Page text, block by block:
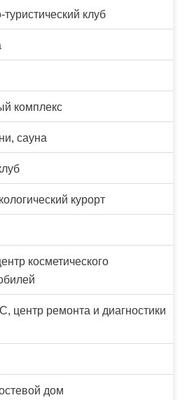
клуб
комплекс
сауна
курорт
косметического
ремонта и диагностики
дом